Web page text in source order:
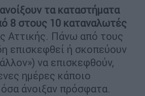
τα καταστήματα
8 στους 10 καταναλωτές
Αττικής. Πάνω από τους
επισκεφθεί ή σκοπεύουν
να επισκεφθούν,
ημέρες κάποιο
άνοιξαν πρόσφατα.